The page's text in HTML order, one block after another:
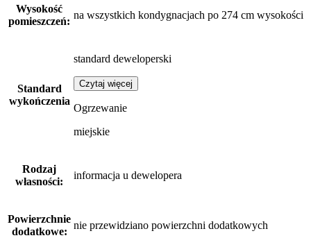
Wysokość
pomieszczeń:
na wszystkich kondygnacjach po 274 cm wysokości
Standard
wykończenia
standard deweloperski
Czytaj więcej
Ogrzewanie
miejskie
Rodzaj
własności:
informacja u dewelopera
Powierzchnie
dodatkowe:
nie przewidziano powierzchni dodatkowych